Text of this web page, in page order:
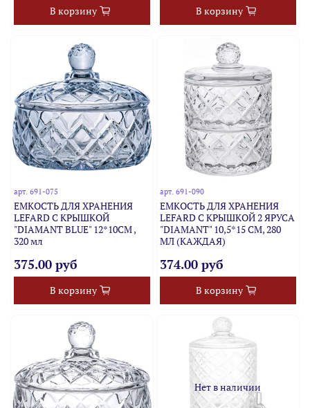
В корзину В корзину
арт.691-075
ЕМКОСТЬ ДЛЯ ХРАНЕНИЯ
LEFARD С КРЫШКОЙ
"DIAMANT BLUE" 12*10СМ ,
320 мл
375.00 руб
В корзину
арт. 691-090
ЕМКОСТЬ ДЛЯ ХРАНЕНИЯ
LEFARD С КРЫШКОЙ 2 ЯРУСА
"DIAMANT" 10,5*15 СМ, 280
МЛ (КАЖДАЯ)
374.00 руб
В корзину
Нет в наличии